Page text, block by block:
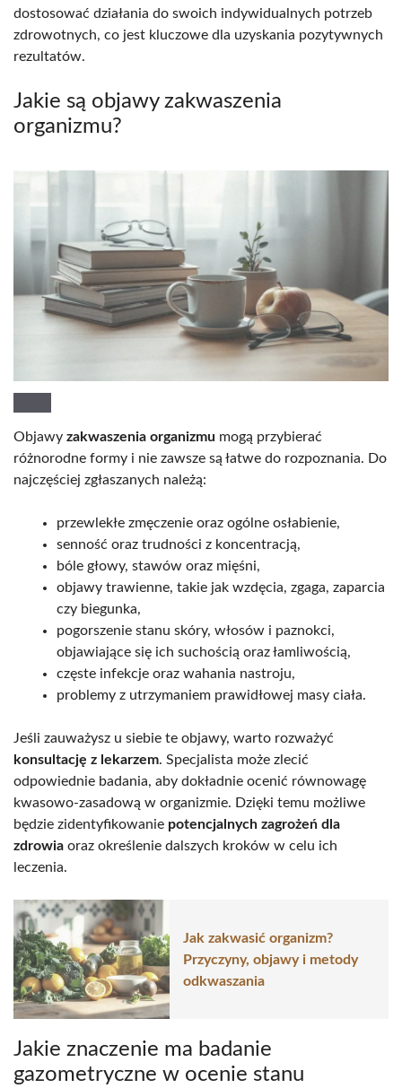
dostosować działania do swoich indywidualnych potrzeb
zdrowotnych, co jest kluczowe dla uzyskania pozytywnych
rezultatów.
Jakie są objawy zakwaszenia
organizmu?
Objawy zakwaszenia organizmu mogą przybierać
różnorodne formy i nie zawsze są łatwe do rozpoznania. Do
najczęściej zgłaszanych należą:
przewlekłe zmęczenie oraz ogólne osłabienie,
senność oraz trudności z koncentracją,
bóle głowy, stawów oraz mięśni,
objawy trawienne, takie jak wzdęcia, zgaga, zaparcia
czy biegunka,
pogorszenie stanu skóry, włosów i paznokci,
objawiające się ich suchością oraz łamliwością,
częste infekcje oraz wahania nastroju,
problemy z utrzymaniem prawidłowej masy ciała.
Jeśli zauważysz u siebie te objawy, warto rozważyć
konsultację z lekarzem. Specjalista może zlecić
odpowiednie badania, aby dokładnie ocenić równowagę
kwasowo-zasadową w organizmie. Dzięki temu możliwe
będzie zidentyfikowanie potencjalnych zagrożeń dla
zdrowia oraz określenie dalszych kroków w celu ich
leczenia.
Jak zakwasić organizm?
Przyczyny, objawy i metody
odkwaszania
Jakie znaczenie ma badanie
gazometryczne w ocenie stanu